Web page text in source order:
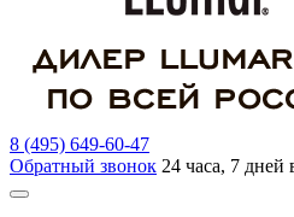
8 (495) 649-60-47
Обратный звонок 24 часа, 7 дней